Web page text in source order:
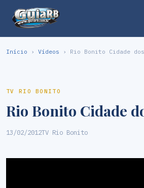
Início › Vídeos › Rio Bonito Cidade dos
TV RIO BONITO
Rio Bonito Cidade
13/02/2012TV Rio Bonito